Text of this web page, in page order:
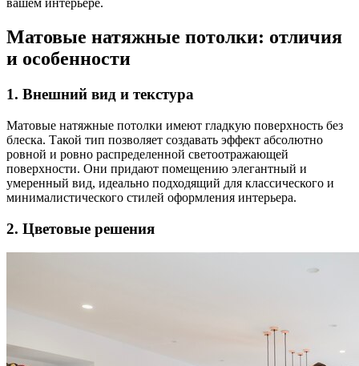
вашем интерьере.
Матовые натяжные потолки: отличия
и особенности
1. Внешний вид и текстура
Матовые натяжные потолки имеют гладкую поверхность без
блеска. Такой тип позволяет создавать эффект абсолютно
ровной и ровно распределенной светоотражающей
поверхности. Они придают помещению элегантный и
умеренный вид, идеально подходящий для классического и
минималистического стилей оформления интерьера.
2. Цветовые решения